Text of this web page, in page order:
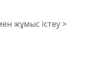
жұмыс істеу>